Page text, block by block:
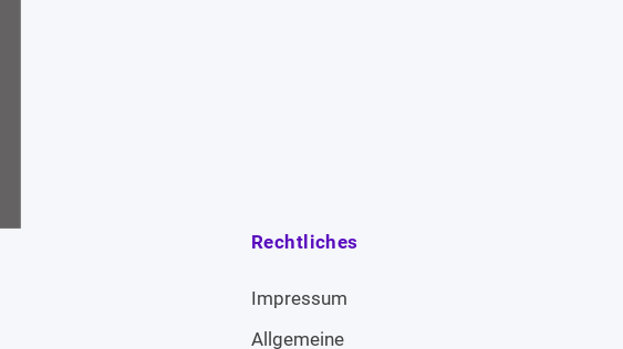
Rechtliches
Impressum
Allgemeine